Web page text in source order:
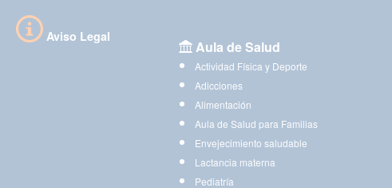
Aviso Legal
Aula de Salud
Actividad Física y Deporte
Adicciones
Alimentación
Aula de Salud para Familias
Envejecimiento saludable
Lactancia materna
Pediatría